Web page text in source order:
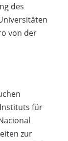
des
von der
für
zur